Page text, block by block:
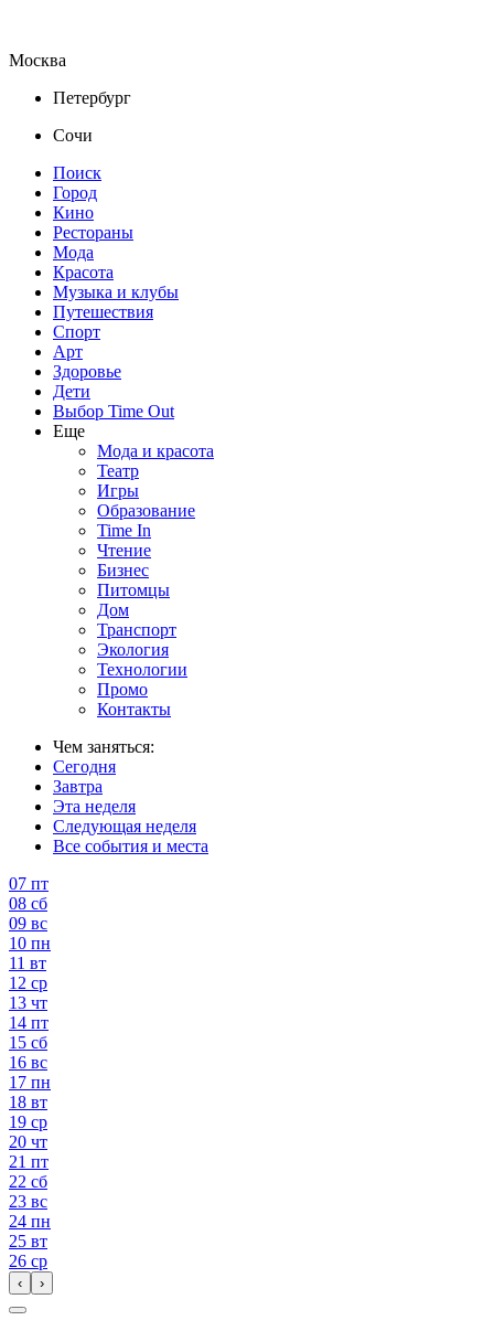
Москва
Петербург
Сочи
Поиск
Город
Кино
Рестораны
Мода
Красота
Музыка и клубы
Путешествия
Спорт
Арт
Здоровье
Дети
Выбор Time Out
Еще
Мода и красота
Театр
Игры
Образование
Time In
Чтение
Бизнес
Питомцы
Дом
Транспорт
Экология
Технологии
Промо
Контакты
Чем заняться:
Сегодня
Завтра
Эта неделя
Следующая неделя
Все события и места
07 пт
08 сб
09 вс
10 пн
11 вт
12 ср
13 чт
14 пт
15 сб
16 вс
17 пн
18 вт
19 ср
20 чт
21 пт
22 сб
23 вс
24 пн
25 вт
26 ср
‹ ›